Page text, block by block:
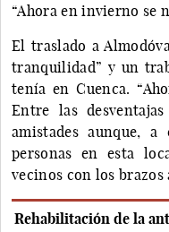
“Ahora en invierno se
El traslado a
tranquilidad” y un
tenía en Cuenca.
Entre las
amistades aunque,
personas en esta
vecinos con los brazos
Rehabilitación de la